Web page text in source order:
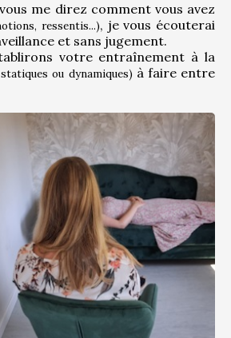
me direz comment vous avez
ressentis...), je vous écouterai
et sans jugement.
votre entraînement à la
ou dynamiques) à faire entre